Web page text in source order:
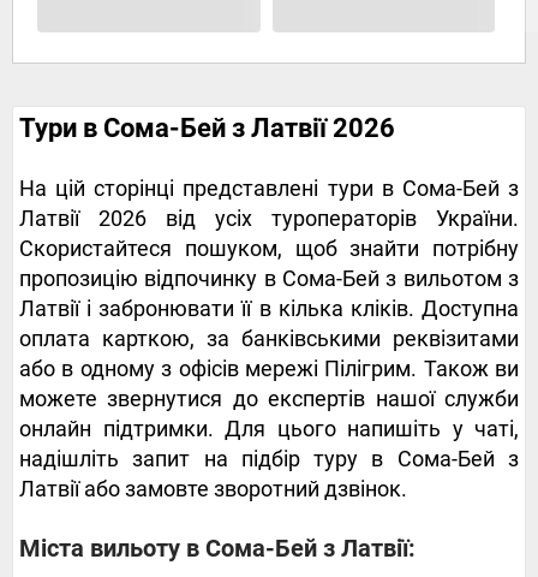
Тури в Сома-Бей з Латвії 2026
На цій сторінці представлені тури в Сома-Бей з
Латвії 2026 від усіх туроператорів України.
Скористайтеся пошуком, щоб знайти потрібну
пропозицію відпочинку в Сома-Бей з вильотом з
Латвії і забронювати її в кілька кліків. Доступна
оплата карткою, за банківськими реквізитами
або в одному з офісів мережі Пілігрим. Також ви
можете звернутися до експертів нашої служби
онлайн підтримки. Для цього напишіть у чаті,
надішліть запит на підбір туру в Сома-Бей з
Латвії або замовте зворотний дзвінок.
Міста вильоту в Сома-Бей з Латвії: